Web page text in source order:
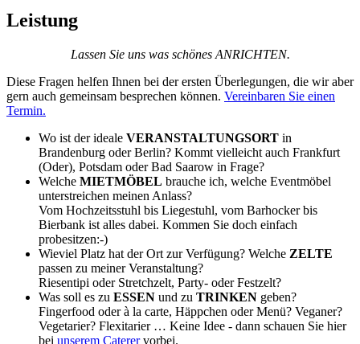
Leistung
Lassen Sie uns was schönes ANRICHTEN.
Diese Fragen helfen Ihnen bei der ersten Überlegungen, die wir aber
gern auch gemeinsam besprechen können. Vereinbaren Sie einen
Termin.
Wo ist der ideale VERANSTALTUNGSORT in
Brandenburg oder Berlin? Kommt vielleicht auch Frankfurt
(Oder), Potsdam oder Bad Saarow in Frage?
Welche MIETMÖBEL brauche ich, welche Eventmöbel
unterstreichen meinen Anlass?
Vom Hochzeitsstuhl bis Liegestuhl, vom Barhocker bis
Bierbank ist alles dabei. Kommen Sie doch einfach
probesitzen:-)
Wieviel Platz hat der Ort zur Verfügung? Welche ZELTE
passen zu meiner Veranstaltung?
Riesentipi oder Stretchzelt, Party- oder Festzelt?
Was soll es zu ESSEN und zu TRINKEN geben?
Fingerfood oder à la carte, Häppchen oder Menü? Veganer?
Vegetarier? Flexitarier … Keine Idee - dann schauen Sie hier
bei unserem Caterervorbei.